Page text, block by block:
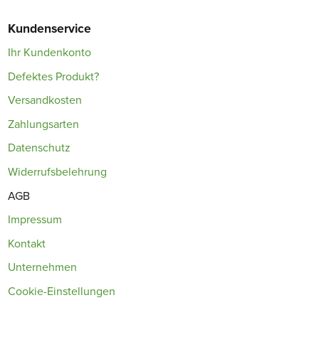
Kundenservice
Ihr Kundenkonto
Defektes Produkt?
Versandkosten
Zahlungsarten
Datenschutz
Widerrufsbelehrung
AGB
Impressum
Kontakt
Unternehmen
Cookie-Einstellungen